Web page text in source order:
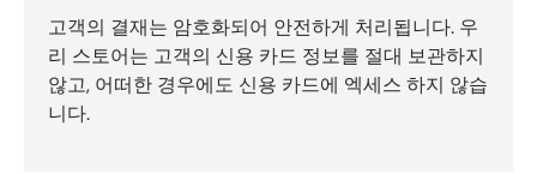
고객의 결재는 암호화되어 안전하게 처리됩니다. 우
리 스토어는 고객의 신용 카드 정보를 절대 보관하지
않고, 어떠한 경우에도 신용 카드에 엑세스 하지 않습
니다.